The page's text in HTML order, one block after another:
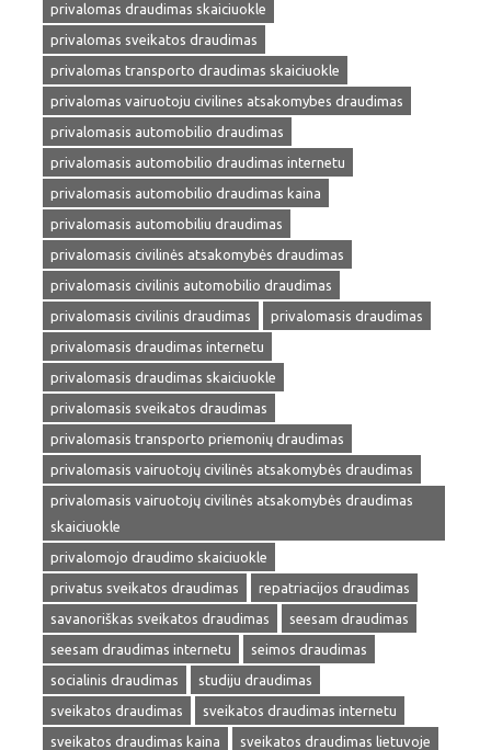
privalomas draudimas skaiciuokle
privalomas sveikatos draudimas
privalomas transporto draudimas skaiciuokle
privalomas vairuotoju civilines atsakomybes draudimas
privalomasis automobilio draudimas
privalomasis automobilio draudimas internetu
privalomasis automobilio draudimas kaina
privalomasis automobiliu draudimas
privalomasis civilinės atsakomybės draudimas
privalomasis civilinis automobilio draudimas
privalomasis civilinis draudimas
privalomasis draudimas
privalomasis draudimas internetu
privalomasis draudimas skaiciuokle
privalomasis sveikatos draudimas
privalomasis transporto priemonių draudimas
privalomasis vairuotojų civilinės atsakomybės draudimas
privalomasis vairuotojų civilinės atsakomybės draudimas
skaiciuokle
privalomojo draudimo skaiciuokle
privatus sveikatos draudimas
repatriacijos draudimas
savanoriškas sveikatos draudimas
seesam draudimas
seesam draudimas internetu
seimos draudimas
socialinis draudimas
studiju draudimas
sveikatos draudimas
sveikatos draudimas internetu
sveikatos draudimas kaina
sveikatos draudimas lietuvoje